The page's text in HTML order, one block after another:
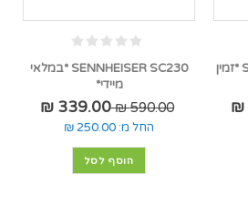
SENNHEISER IE 100 PRO *זמין
SENNHEISER SC230 *במלאי
מיידי*
590.00 ₪
339.00 ₪
החל מ: 250.00 ₪
הוסף לסל